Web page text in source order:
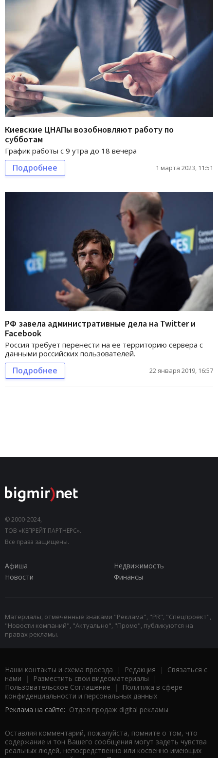
Киевские ЦНАПы возобновляют работу по
субботам
График работы с 9 утра до 18 вечера
Подробнее 1 марта 2023, 11:51
РФ завела административные дела на Twitter и
Facebook
Россия требует перенести на ее территорию сервера с
данными российских пользователей.
Подробнее 22 января 2019, 16:57
© 2000-2024,
ТОВ «КЕПРЕЙТ ПАРТНЕРС».
Все права защищены.
Афиша
Недвижимость
Новости
Финансы
Материалы, отмеченные знаками "Реклама", "PR", "Спецпроект",
"Новости компаний", "Актуально", "Промо", публикуются на
правах рекламы.
Наши контакты и схема проезда | Редакция | Связаться с
нами | Разместить свои видеоматериалы |
Пользовательское Соглашение |
Политика в сфере
конфиденциальности и персональных данных
Реклама на сайте: Отдел продаж digital рекламы
Оставляя комментарий, пожалуйста, помните о том, что
содержание и тон Вашего сообщения могут задеть чувства
реальных людей, непосредственно или косвенно имеющих